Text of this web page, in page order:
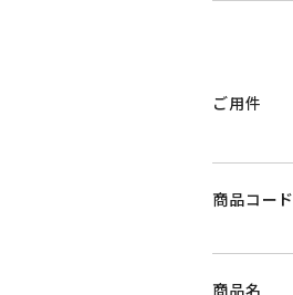
ご用件
商品コード
商品名